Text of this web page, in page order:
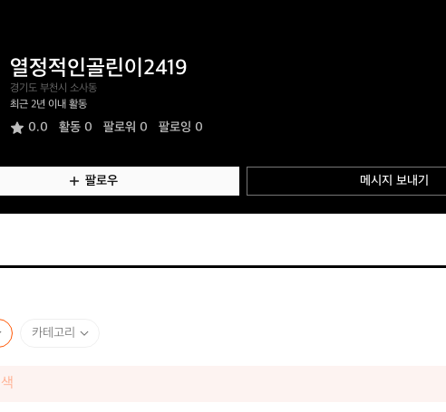
열정적인골린이2419
경기도 부천시 소사동
최근 2년 이내 활동
0.0 활동 0 팔로워 0 팔로잉 0
팔로우 메시지 보내기
카테고리